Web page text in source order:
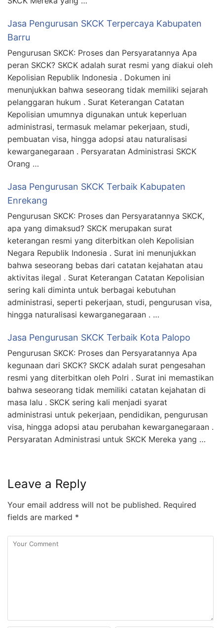
Jasa Pengurusan SKCK Terpercaya Kabupaten
Barru
Pengurusan SKCK: Proses dan Persyaratannya Apa
peran SKCK? SKCK adalah surat resmi yang diakui oleh
Kepolisian Republik Indonesia . Dokumen ini
menunjukkan bahwa seseorang tidak memiliki sejarah
pelanggaran hukum . Surat Keterangan Catatan
Kepolisian umumnya digunakan untuk keperluan
administrasi, termasuk melamar pekerjaan, studi,
pembuatan visa, hingga adopsi atau naturalisasi
kewarganegaraan . Persyaratan Administrasi SKCK
Orang …
Jasa Pengurusan SKCK Terbaik Kabupaten
Enrekang
Pengurusan SKCK: Proses dan Persyaratannya SKCK,
apa yang dimaksud? SKCK merupakan surat
keterangan resmi yang diterbitkan oleh Kepolisian
Negara Republik Indonesia . Surat ini menunjukkan
bahwa seseorang bebas dari catatan kejahatan atau
aktivitas ilegal . Surat Keterangan Catatan Kepolisian
sering kali diminta untuk berbagai kebutuhan
administrasi, seperti pekerjaan, studi, pengurusan visa,
hingga naturalisasi kewarganegaraan . …
Jasa Pengurusan SKCK Terbaik Kota Palopo
Pengurusan SKCK: Proses dan Persyaratannya Apa
kegunaan dari SKCK? SKCK adalah surat pengesahan
resmi yang diterbitkan oleh Polri . Surat ini memastikan
bahwa seseorang tidak memiliki catatan kejahatan di
masa lalu . SKCK sering kali menjadi syarat
administrasi untuk pekerjaan, pendidikan, pengurusan
visa, hingga adopsi atau perubahan kewarganegaraan .
Persyaratan Administrasi untuk SKCK Mereka yang …
Leave a Reply
Your email address will not be published. Required
fields are marked *